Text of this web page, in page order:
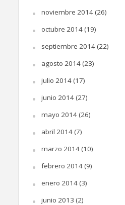
noviembre 2014(26)
octubre 2014(19)
septiembre 2014(22)
agosto 2014(23)
julio 2014(17)
junio 2014(27)
mayo 2014(26)
abril 2014(7)
marzo 2014(10)
febrero 2014(9)
enero 2014(3)
junio 2013 (2)